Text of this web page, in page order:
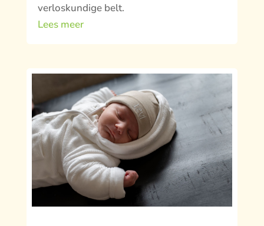
verloskundige belt.
Lees meer